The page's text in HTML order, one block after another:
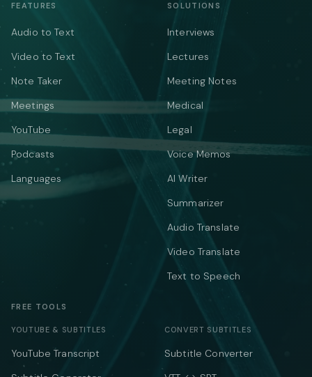
FEATURES
Audio to Text
Video to Text
Note Taker
Meetings
YouTube
Podcasts
Languages
SOLUTIONS
Interviews
Lectures
Meeting Notes
Medical
Legal
Voice Memos
AI Writer
Summarizer
Audio Translate
Video Translate
Text to Speech
FREE TOOLS
YOUTUBE & SUBTITLES
YouTube Transcript
CONVERT SUBTITLES
Subtitle Converter